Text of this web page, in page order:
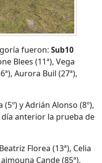
fueron: Sub10
Blees (11ª), Vega
Aurora Buil (27ª),
y Adrián Alonso (8º),
anterior la prueba de
Florea (13ª), Celia
Cande (85ª),